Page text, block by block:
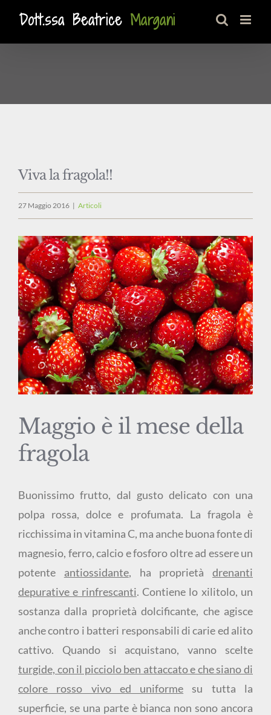
contenuto
Viva la fragola!!
27 Maggio 2016 | Articoli
Ingrandisci
immagine
Maggio è il mese della
fragola
Buonissimo frutto, dal gusto delicato con una
polpa rossa, dolce e profumata. La fragola è
ricchissima in vitamina C, ma anche buona fonte di
magnesio, ferro, calcio e fosforo oltre ad essere un
potente antiossidante, ha proprietà drenanti
depurative e rinfrescanti. Contiene lo xilitolo, un
sostanza dalla proprietà dolcificante, che agisce
anche contro i batteri responsabili di carie ed alito
cattivo. Quando si acquistano, vanno scelte
turgide, con il picciolo ben attaccato e che siano di
colore rosso vivo ed uniforme su tutta la
superficie, se una parte è bianca non sono ancora